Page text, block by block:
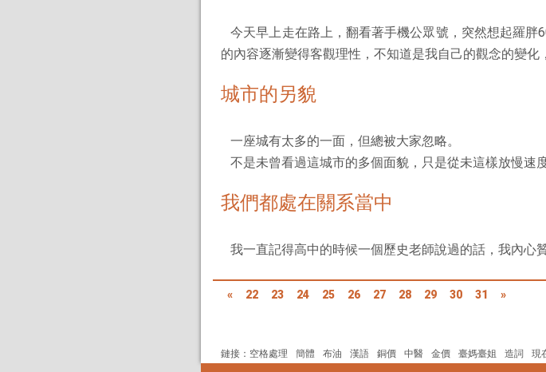
今天早上走在路上，翻看著手機公眾號，突然想起羅
的內容逐漸變得客觀理性，不知道是我自己的觀念的變化
城市的另貌
一座城有太多的一面，但總被大家忽略。
不是未曾看過這城市的多個面貌，只是從未這樣放慢速
我們都處在關系當中
我一直記得高中的時候一個歷史老師說過的話，我內心
« 22 23 24 25 26 27 28 29 30 31 »
鏈接： 空格處理 簡體 布油 漢語 銅價 中醫 金價 臺媽臺姐 造詞 現